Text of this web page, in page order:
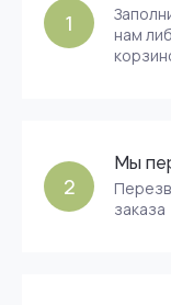
1
нам
2
Мы
заказа